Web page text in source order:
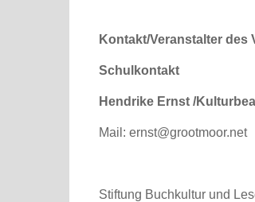
Kontakt/Veranstalter des
Schulkontakt
Hendrike Ernst /
Mail: ernst@grootmoor.net
Stiftung Buchkultur und